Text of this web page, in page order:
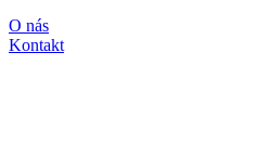
O nás
Kontakt